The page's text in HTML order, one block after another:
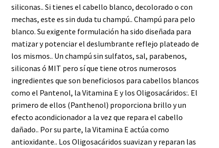
siliconas.. Si tienes el cabello blanco, decolorado o con
mechas, este es sin duda tu champú.. Champú para pelo
blanco. Su exigente formulación ha sido diseñada para
matizar y potenciar el deslumbrante reflejo plateado de
los mismos.. Un champú sin sulfatos, sal, parabenos,
siliconas ó MIT pero sí que tiene otros numerosos
ingredientes que son beneficiosos para cabellos blancos
como el Pantenol, la Vitamina E y los Oligosacáridos:. El
primero de ellos (Panthenol) proporciona brillo y un
efecto acondicionador a la vez que repara el cabello
dañado.. Por su parte, la Vitamina E actúa como
antioxidante.. Los Oligosacáridos suavizan y reparan las